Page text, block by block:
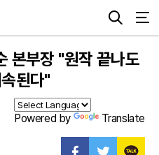
본부장 "원작 끝나도
된다"
Powered by Translate